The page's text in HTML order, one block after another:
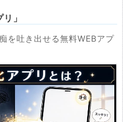
watch?v=***********
投稿する
」
を吐き出せる無料WEBアプ